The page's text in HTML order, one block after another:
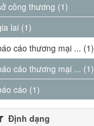
công thương (1)
lai (1)
cáo thương mại ... (1)
cáo thương mại ... (1)
cáo (1)
Định dạng